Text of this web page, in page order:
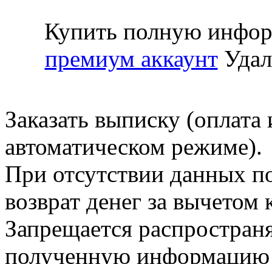
Купить полную
премиум аккаунт
Заказать выписку
автоматическом режиме).
При отсутствии данных
возврат денег за
Запрещается
полученную информацию